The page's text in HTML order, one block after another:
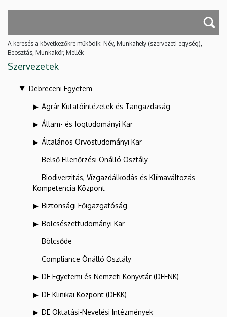
A keresés a következőkre működik: Név, Munkahely (szervezeti egység),
Beosztás, Munkakör, Mellék
Szervezetek
Debreceni Egyetem
Agrár Kutatóintézetek és Tangazdaság
Állam- és Jogtudományi Kar
Általános Orvostudományi Kar
Belső Ellenőrzési Önálló Osztály
Biodiverzitás, Vízgazdálkodás és Klímaváltozás
Kompetencia Központ
Biztonsági Főigazgatóság
Bölcsészettudományi Kar
Bölcsőde
Compliance Önálló Osztály
DE Egyetemi és Nemzeti Könyvtár (DEENK)
DE Klinikai Központ (DEKK)
DE Oktatási-Nevelési Intézmények